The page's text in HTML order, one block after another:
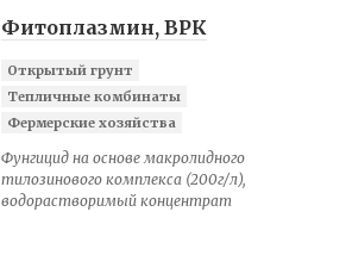
Фитоплазмин, ВРК
Открытый грунт
Тепличные комбинаты
Фермерские хозяйства
Фунгицид на основе макролидного
тилозинового комплекса (200г/л),
водорастворимый концентрат